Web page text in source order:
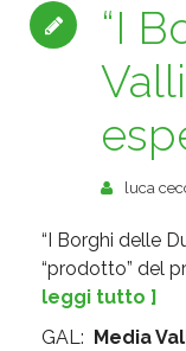
“I
luca
“I Borghi delle
“prodotto” del
leggi tutto ]
GAL:
Media